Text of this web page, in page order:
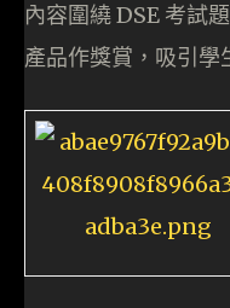
內容圍繞 DSE 考試
產品作獎賞，吸引學